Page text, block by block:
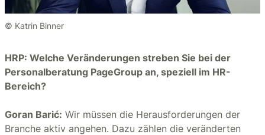
© Katrin Binner
HRP: Welche Veränderungen streben Sie bei der
Personalberatung PageGroup an, speziell im HR-
Bereich?
Goran Barić: Wir müssen die Herausforderungen der
Branche aktiv angehen. Dazu zählen die veränderten